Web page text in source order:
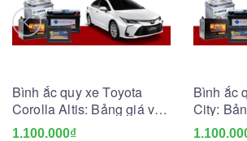
Bình ắc quy xe Toyota
Corolla Altis: Bảng giá và
thông số kỹ thuật
1.100.000₫
Bình ắc
City:
kỹ thuật